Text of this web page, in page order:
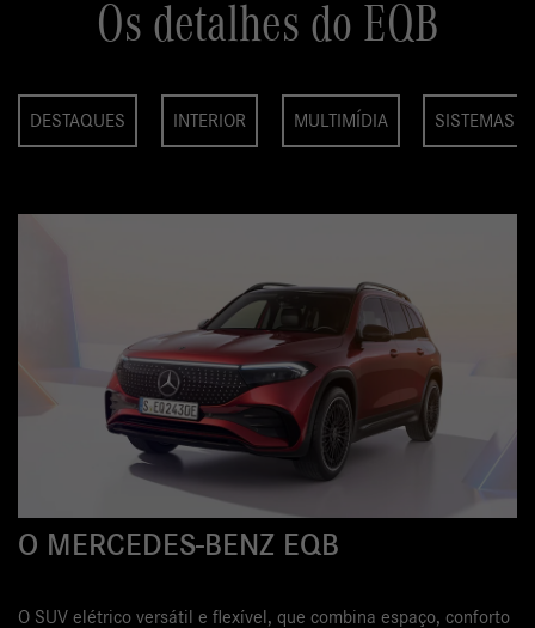
Os detalhes do EQB
DESTAQUES INTERIOR MULTIMÍDIA SISTEMAS
MERCEDES-BENZ EQB
elétrico versátil e flexível, que combina espaço, conforto